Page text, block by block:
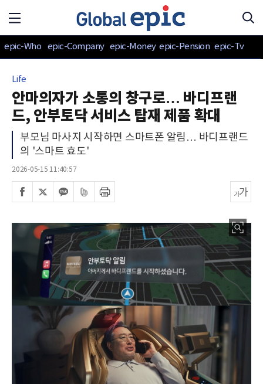
epic-Who epic-Company epic-Money epic-Pension epic-Tv
Life
안마의자가 소통의 창구로… 바디프랜
드, 안부토닥 서비스 탑재 제품 확대
부모님 마사지 시작하면 스마트폰 알림… 바디프랜드
의 '스마트 효도'
2026-05-15 11:40:57